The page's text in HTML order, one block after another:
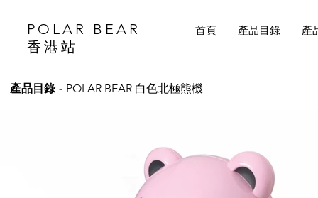
POLAR BEAR
香港站
首頁 產品目錄 產
產品目錄 - POLAR BEAR 白色北極熊機